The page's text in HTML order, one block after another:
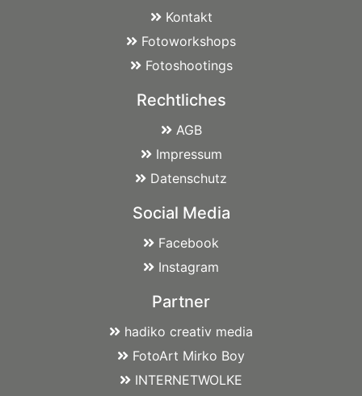
Kontakt
Fotoworkshops
Fotoshootings
Rechtliches
AGB
Impressum
Datenschutz
Social Media
Facebook
Instagram
Partner
hadiko creativ media
FotoArt Mirko Boy
INTERNETWOLKE